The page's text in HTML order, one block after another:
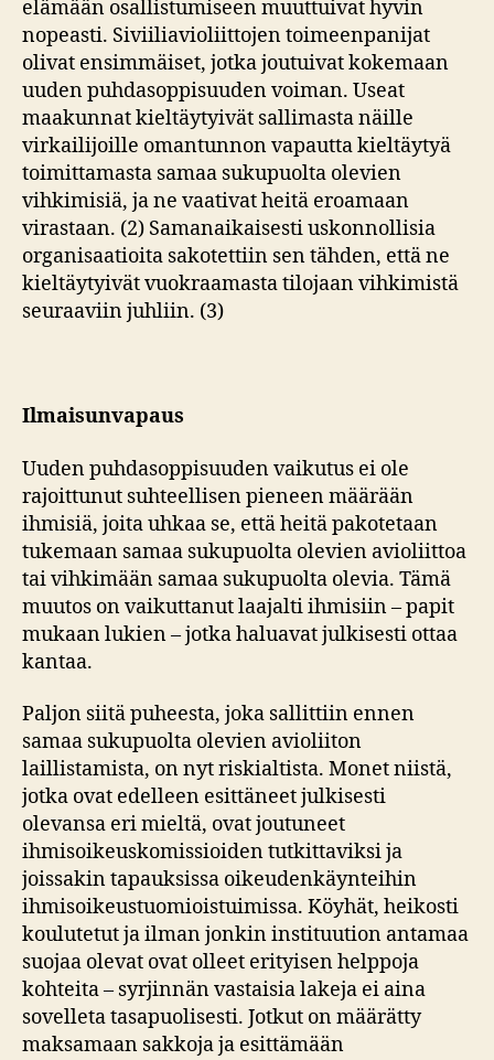
elämään osallistumiseen muuttuivat hyvin
nopeasti. Siviiliavioliittojen toimeenpanijat
olivat ensimmäiset, jotka joutuivat kokemaan
uuden puhdasoppisuuden voiman. Useat
maakunnat kieltäytyivät sallimasta näille
virkailijoille omantunnon vapautta kieltäytyä
toimittamasta samaa sukupuolta olevien
vihkimisiä, ja ne vaativat heitä eroamaan
virastaan. (2) Samanaikaisesti uskonnollisia
organisaatioita sakotettiin sen tähden, että ne
kieltäytyivät vuokraamasta tilojaan vihkimistä
seuraaviin juhliin. (3)
Ilmaisunvapaus
Uuden puhdasoppisuuden vaikutus ei ole
rajoittunut suhteellisen pieneen määrään
ihmisiä, joita uhkaa se, että heitä pakotetaan
tukemaan samaa sukupuolta olevien avioliittoa
tai vihkimään samaa sukupuolta olevia. Tämä
muutos on vaikuttanut laajalti ihmisiin – papit
mukaan lukien – jotka haluavat julkisesti ottaa
kantaa.
Paljon siitä puheesta, joka sallittiin ennen
samaa sukupuolta olevien avioliiton
laillistamista, on nyt riskialtista. Monet niistä,
jotka ovat edelleen esittäneet julkisesti
olevansa eri mieltä, ovat joutuneet
ihmisoikeuskomissioiden tutkittaviksi ja
joissakin tapauksissa oikeudenkäynteihin
ihmisoikeustuomioistuimissa. Köyhät, heikosti
koulutetut ja ilman jonkin instituution antamaa
suojaa olevat ovat olleet erityisen helppoja
kohteita – syrjinnän vastaisia lakeja ei aina
sovelleta tasapuolisesti. Jotkut on määrätty
maksamaan sakkoja ja esittämään